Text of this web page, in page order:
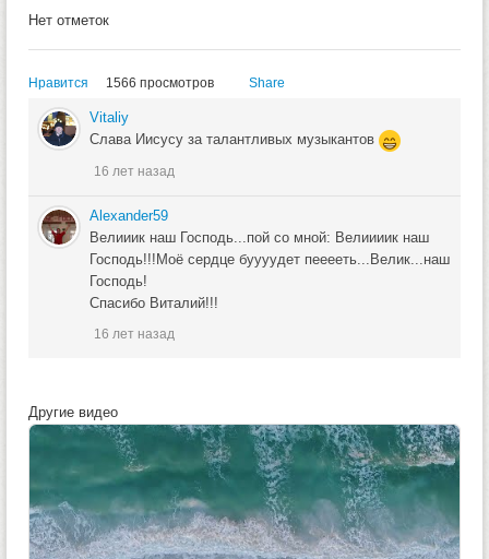
Нет отметок
Нравится 1566 просмотров Share
Vitaliy
Слава Иисусу за талантливых музыкантов
16 лет назад
Alexander59
Велииик наш Господь...пой со мной: Велиииик наш
Господь!!!Моё сердце буууудет пееееть...Велик...наш
Господь!
Спасибо Виталий!!!
16 лет назад
Другие видео